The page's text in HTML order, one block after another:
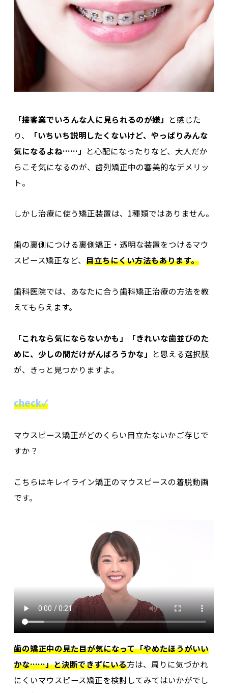
「接客業でいろんな人に見られるのが嫌」 と感じた
り、
「いちいち説明したくないけど、やっぱりみんな
気になるよね……」 と心配になったりなど、大人だか
らこそ気になるのが、歯列矯正中の審美的なデメリッ
ト。
しかし治療に使う矯正装置は、1種類ではありません。
歯の裏側につける裏側矯正・透明な装置をつけるマウ
スピース矯正など、目立ちにくい方法もあります。
歯科医院では、あなたに合う歯科矯正治療の方法を教
えてもらえます。
「これなら気にならないかも」
「きれいな歯並びのた
めに、少しの間だけがんばろうかな」 と思える選択肢
が、きっと見つかりますよ。
check✓
マウスピース矯正がどのくらい目立たないかご存じで
すか？
こちらはキレイライン矯正のマウスピースの着脱動画
です。
歯の矯正中の見た目が気になって「やめたほうがいい
かな……」と決断できずにいる方は、周りに気づかれ
にくいマウスピース矯正を検討してみてはいかがでし